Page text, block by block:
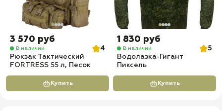
3 570 руб
В наличии
4
Рюкзак Тактический
FORTRESS 55 л, Песок
Купить
1 830 руб
В наличии
5
Водолазка-Гигант
Пиксель
Купить